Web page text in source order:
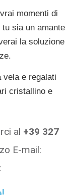
momenti di
sia un amante
la soluzione
vela e regalati
cristallino e
al +39 327
E-mail: